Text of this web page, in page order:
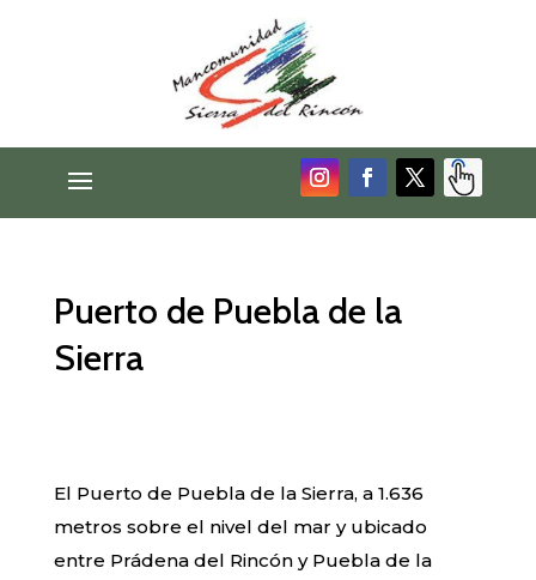
Puerto de Puebla de la
Sierra
El Puerto de Puebla de la Sierra, a 1.636
metros sobre el nivel del mar y ubicado
entre Prádena del Rincón y Puebla de la